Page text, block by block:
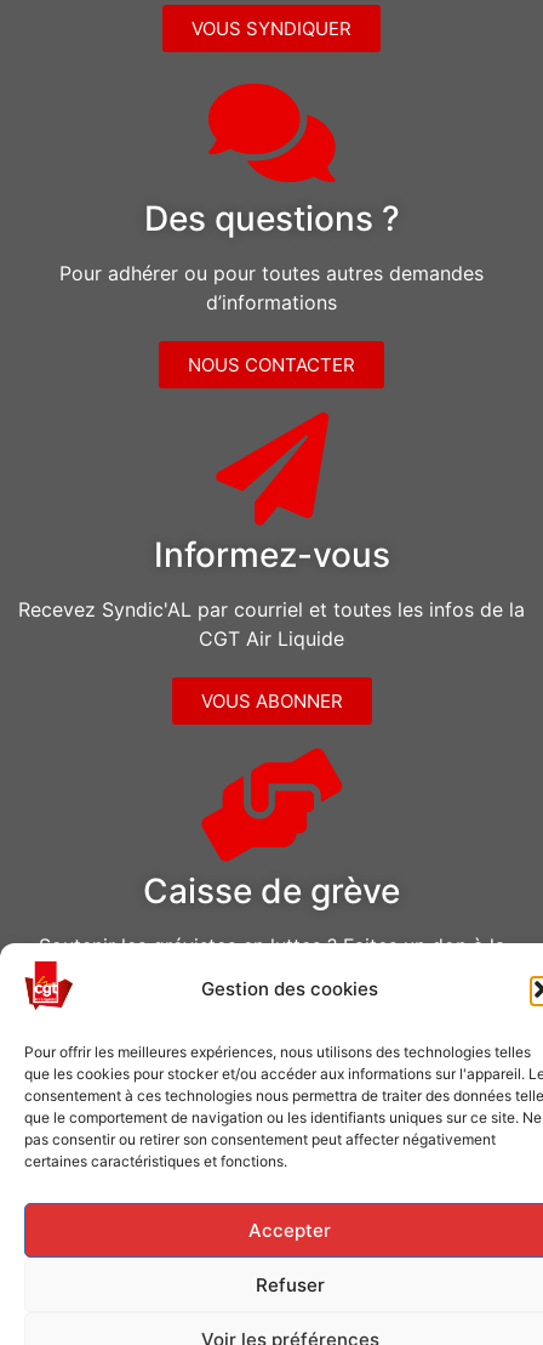
Gestion des cookies
Pour offrir les meilleures expériences, nous utilisons des technologies telles
que les cookies pour stocker et/ou accéder aux informations sur l'appareil.
consentement à ces technologies nous permettra de traiter des données
que le comportement de navigation ou les identifiants uniques sur ce site. Ne
pas consentir ou retirer son consentement peut affecter négativement
certaines caractéristiques et fonctions.
Accepter
Refuser
Voir les préférences
VOUS SYNDIQUER
Des questions ?
Pour adhérer ou pour toutes autres demandes
d’informations
NOUS CONTACTER
Informez-vous
Recevez Syndic'AL par courriel et toutes les infos de la
CGT Air Liquide
VOUS ABONNER
Caisse de grève
Soutenir les grévistes en luttes ? Faites un don à la
Caisse de solidarité !
Conception CGT Air Liquide © 2026 tous droits réservés